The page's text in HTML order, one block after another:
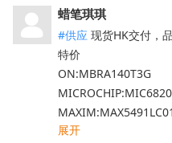
TEA6856AHN
IRS2092STRPBF
CS3820EO
代理天微，贝岭，泰德
晶源微，友达，UTC，
深圳原装现货当天可
LM5101AMX
现货靓货！不容错过！
蜡笔琪琪
#供应 现货HK交付，
特价
ON:MBRA140T3G
ADI:ADP7182AUJZ-R7
展开